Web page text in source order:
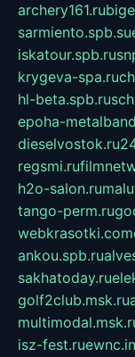
archery161.ru
sarmiento.spb.su
iskatour.spb.ru
krygeva-spa.ru
hl-beta.spb.ru
epoha-
dieselvostok.ru
regsmi.ru
h2o-salon.ru
tango-perm.ru
webkrasotki.com
ankou.spb.ru
sakhatoday.ru
golf2club.msk.ru
isz-fest.ru